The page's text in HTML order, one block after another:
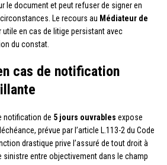
le document et peut refuser de signer en
Le recours au Médiateur de
utile en cas de litige persistant avec
du constat.
cas de notification
notification de 5 jours ouvrables expose
prévue par l’article L.113-2 du Code
drastique prive l’assuré de tout droit à
entre objectivement dans le champ